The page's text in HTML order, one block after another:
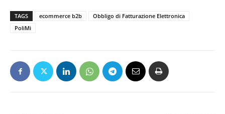
TAGS ecommerce b2b
Obbligo di Fatturazione Elettronica
PoliMi